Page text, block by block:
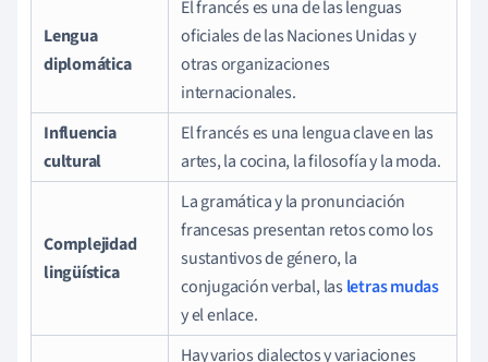
Lengua
diplomática
El francés es una de las lenguas
oficiales de las Naciones Unidas y
otras organizaciones
internacionales.
Influencia
cultural
El francés es una lengua clave en las
artes, la cocina, la filosofía y la moda.
Complejidad
lingüística
La gramática y la pronunciación
francesas presentan retos como los
sustantivos de género, la
conjugación verbal, las letras mudas
y el enlace.
Hay varios dialectos y variaciones